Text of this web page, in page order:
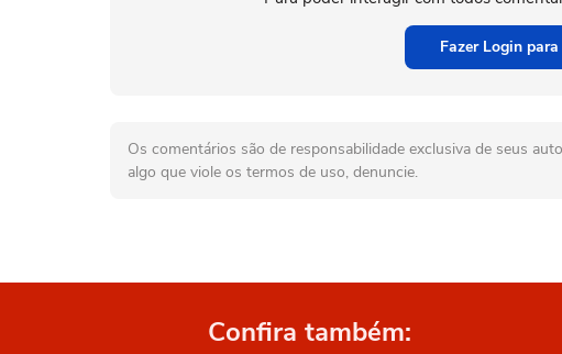
Fazer Login
Os comentários são de responsabilidade exclusiva de seus
algo que viole os termos de uso, denuncie.
Confira também: